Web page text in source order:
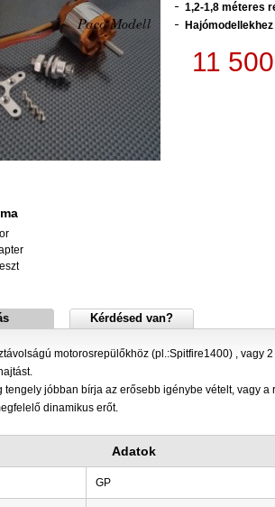
1,2-1,8 méteres
Hajómodellekhez
11
Kérdésed van?
motorosrepülőkhöz (pl.:Spitfire1400) , vagy
tengely jóbban bírja az erősebb igénybe vételt, vagy
dinamikus erőt.
Adatok
GP